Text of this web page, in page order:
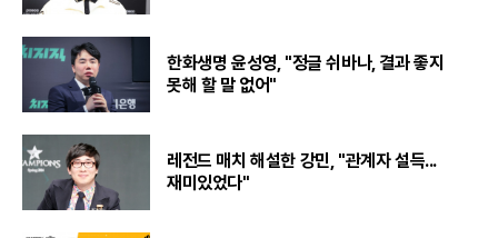
한화생명 윤성영, "정글 쉬바나, 결과 좋지
못해 할 말 없어"
레전드 매치 해설한 강민, "관계자 설득...
재미있었다"